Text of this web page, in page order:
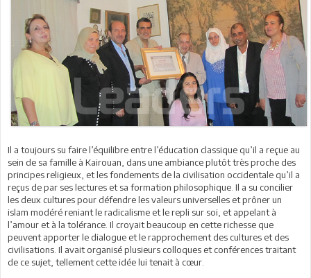
Il a toujours su faire l’équilibre entre l’éducation classique qu’il a reçue au
sein de sa famille à Kairouan, dans une ambiance plutôt très proche des
principes religieux, et les fondements de la civilisation occidentale qu’il a
reçus de par ses lectures et sa formation philosophique. Il a su concilier
les deux cultures pour défendre les valeurs universelles et prôner un
islam modéré reniant le radicalisme et le repli sur soi, et appelant à
l’amour et à la tolérance. Il croyait beaucoup en cette richesse que
peuvent apporter le dialogue et le rapprochement des cultures et des
civilisations. Il avait organisé plusieurs colloques et conférences traitant
de ce sujet, tellement cette idée lui tenait à cœur.